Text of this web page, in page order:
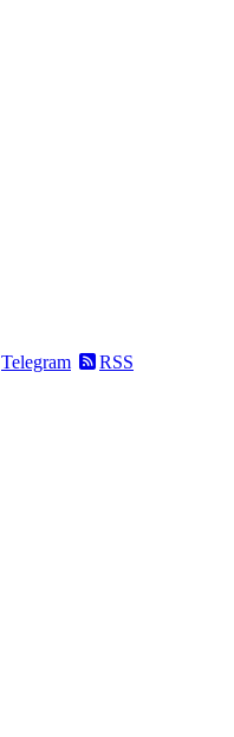
Telegram
RSS